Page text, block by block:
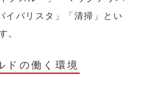
イバリスタ」「清掃」とい
。
ドの働く環境